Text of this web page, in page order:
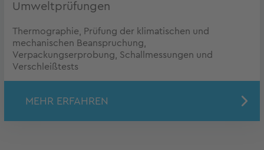
Umweltprüfungen
Thermographie, Prüfung der klimatischen und
mechanischen Beanspruchung,
Verpackungserprobung, Schallmessungen und
Verschleißtests
MEHR ERFAHREN